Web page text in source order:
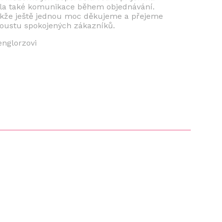
také komunikace během objednávání.
ještě jednou moc děkujeme a přejeme
spokojených zákazníků.